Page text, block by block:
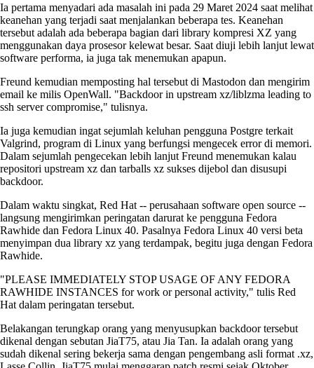
Ia pertama menyadari ada masalah ini pada 29 Maret 2024 saat melihat
keanehan yang terjadi saat menjalankan beberapa tes. Keanehan
tersebut adalah ada beberapa bagian dari library kompresi XZ yang
menggunakan daya prosesor kelewat besar. Saat diuji lebih lanjut lewat
software performa, ia juga tak menemukan apapun.
Freund kemudian memposting hal tersebut di Mastodon dan mengirim
email ke milis OpenWall. "Backdoor in upstream xz/liblzma leading to
ssh server compromise," tulisnya.
Ia juga kemudian ingat sejumlah keluhan pengguna Postgre terkait
Valgrind, program di Linux yang berfungsi mengecek error di memori.
Dalam sejumlah pengecekan lebih lanjut Freund menemukan kalau
repositori upstream xz dan tarballs xz sukses dijebol dan disusupi
backdoor.
Dalam waktu singkat, Red Hat -- perusahaan software open source --
langsung mengirimkan peringatan darurat ke pengguna Fedora
Rawhide dan Fedora Linux 40. Pasalnya Fedora Linux 40 versi beta
menyimpan dua library xz yang terdampak, begitu juga dengan Fedora
Rawhide.
"PLEASE IMMEDIATELY STOP USAGE OF ANY FEDORA
RAWHIDE INSTANCES for work or personal activity," tulis Red
Hat dalam peringatan tersebut.
Belakangan terungkap orang yang menyusupkan backdoor tersebut
dikenal dengan sebutan JiaT75, atau Jia Tan. Ia adalah orang yang
sudah dikenal sering bekerja sama dengan pengembang asli format .xz,